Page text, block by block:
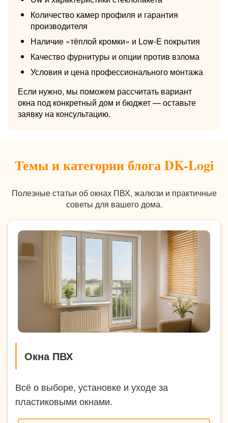
Количество камер профиля и гарантия
производителя
Наличие «тёплой кромки» и Low-E покрытия
Качество фурнитуры и опции против взлома
Условия и цена профессионального монтажа
Если нужно, мы поможем рассчитать вариант
окна под конкретный дом и бюджет — оставьте
заявку на консультацию.
Темы и категории блога DK-Logi
Полезные статьи об окнах ПВХ, жалюзи и практичные
советы для вашего дома.
Окна ПВХ
Всё о выборе, установке и уходе за
пластиковыми окнами.